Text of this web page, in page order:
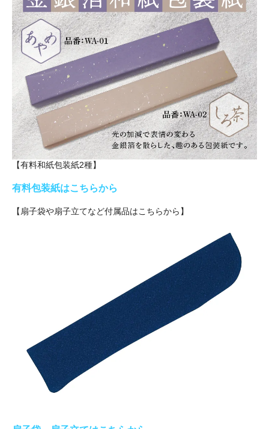
【有料和紙包装紙2種】
有料包装紙はこちらから
【扇子袋や扇子立てなど付属品はこちらから】